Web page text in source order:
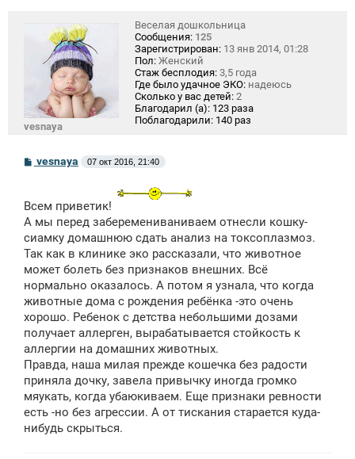
vesnaya
Веселая дошкольница
Сообщения: 125
Зарегистрирован: 13 янв 2014, 01:28
Пол: Женский
Стаж бесплодия: 3,5 года
Где было удачное ЭКО: надеюсь
Сколько у вас детей: 2
Благодарил (а): 123 раза
Поблагодарили: 140 раз
С
щ
н
и
vesnaya 07 окт 2016, 21:40
Всем приветик!
А мы перед заберемениваниваем отнесли кошку-
сиамку домашнюю сдать анализ на токсоплазмоз.
Так как в клинике эко рассказали, что животное
может болеть без признаков внешних. Всё
нормально оказалось. А потом я узнала, что когда
животные дома с рождения ребёнка -это очень
хорошо. Ребенок с детства небольшими дозами
получает аллерген, вырабатывается стойкость к
аллергии на домашних животных.
Правда, наша милая прежде кошечка без радости
приняла дочку, завела привычку иногда громко
мяукать, когда убаюкиваем. Еще признаки ревности
есть -но без агрессии. А от тискания старается куда-
нибудь скрыться.